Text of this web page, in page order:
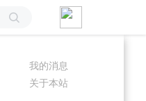
我的消息
关于本站